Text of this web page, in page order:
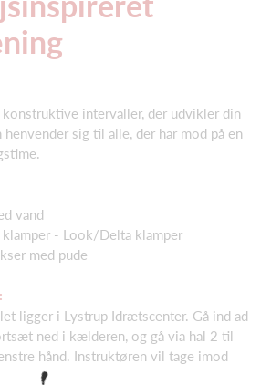
intervaller, der udvikler din
sig til alle, der har mod på en
vand
- Look/Delta klamper
med pude
ligger i Lystrup Idrætscenter. Gå ind ad
ned i kælderen, og gå via hal 2 til
hånd. Instruktøren vil tage imod